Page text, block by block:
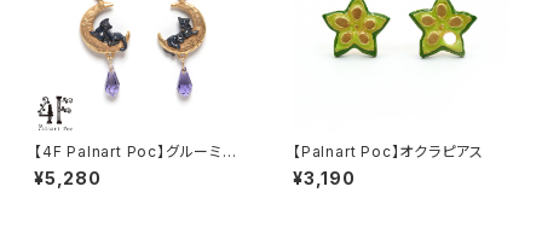
【4F Palnart Poc】グルーミン
グムーンピアス
¥5,280
【Palnart Poc】オクラピアス
¥3,190